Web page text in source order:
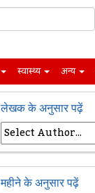
स्वास्थ्य अन्य
लेखक के अनुसार पढ़ें
महीने के अनुसार पढ़ें